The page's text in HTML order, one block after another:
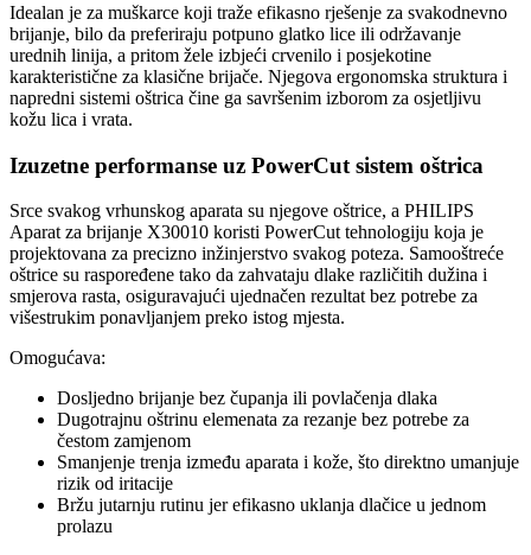
Idealan je za muškarce koji traže efikasno rješenje za svakodnevno
brijanje, bilo da preferiraju potpuno glatko lice ili održavanje
urednih linija, a pritom žele izbjeći crvenilo i posjekotine
karakteristične za klasične brijače. Njegova ergonomska struktura i
napredni sistemi oštrica čine ga savršenim izborom za osjetljivu
kožu lica i vrata.
Izuzetne performanse uz PowerCut sistem oštrica
Srce svakog vrhunskog aparata su njegove oštrice, a PHILIPS
Aparat za brijanje X30010 koristi PowerCut tehnologiju koja je
projektovana za precizno inžinjerstvo svakog poteza. Samooštreće
oštrice su raspoređene tako da zahvataju dlake različitih dužina i
smjerova rasta, osiguravajući ujednačen rezultat bez potrebe za
višestrukim ponavljanjem preko istog mjesta.
Omogućava:
Dosljedno brijanje bez čupanja ili povlačenja dlaka
Dugotrajnu oštrinu elemenata za rezanje bez potrebe za
čestom zamjenom
Smanjenje trenja između aparata i kože, što direktno umanjuje
rizik od iritacije
Bržu jutarnju rutinu jer efikasno uklanja dlačice u jednom
prolazu